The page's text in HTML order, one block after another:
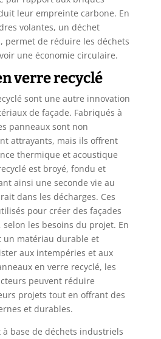
leur empreinte carbone. En
volantes, un déchet
permet de réduire les déchets
une économie circulaire.
verre recyclé
sont une autre innovation
de façade. Fabriqués à
panneaux sont non
attrayants, mais ils offrent
thermique et acoustique
est broyé, fondu et
ainsi une seconde vie au
dans les décharges. Ces
pour créer des façades
les besoins du projet. En
un matériau durable et
aux intempéries et aux
en verre recyclé, les
peuvent réduire
projets tout en offrant des
et durables.
base de déchets industriels